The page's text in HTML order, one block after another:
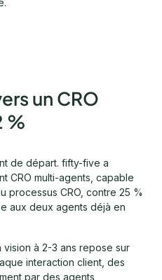
un CRO
%
de départ. fifty-five a
CRO multi-agents, capable
processus CRO, contre 25 %
aux deux agents déjà en
à 2-3 ans repose sur
interaction client, des
par des agents